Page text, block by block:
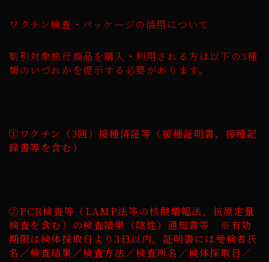
ワクチン検査・パッケージの活用について
割引対象旅行商品を購入・利用される方は以下の3種
類のいづれかを提示する必要があります。
①ワクチン（3回）接種済証等（接種証明書、接種記
録書等を含む）
②PCR検査等（LAMP法等の核酸増幅法，抗原定量
検査を含む）の検査結果（陰性）通知書等 ※有効
期限は検体採取日より3日以内。証明書には受検者氏
名／検査結果／検査方法／検査所名／検体採取日／